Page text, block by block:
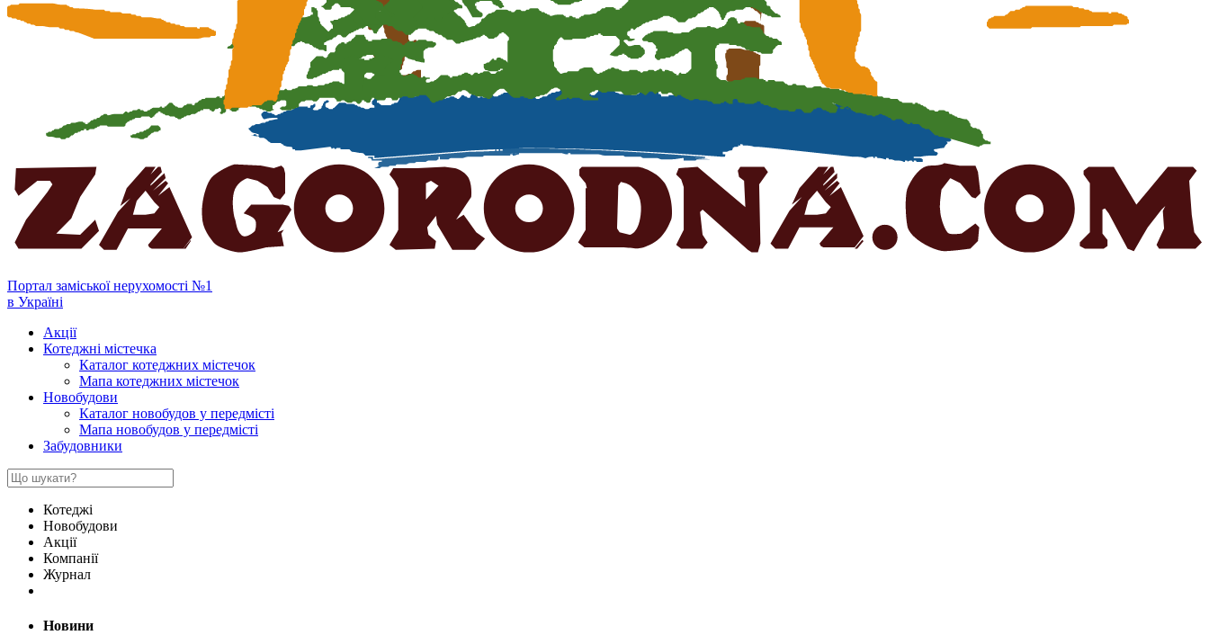
Портал заміської нерухомості №1
в Україні
Акції
Котеджні містечка
Каталог котеджних містечок
Мапа котеджних містечок
Новобудови
Каталог новобудов у передмісті
Мапа новобудов у передмісті
Забудовники
Котеджі
Новобудови
Акції
Компанії
Журнал
Новини